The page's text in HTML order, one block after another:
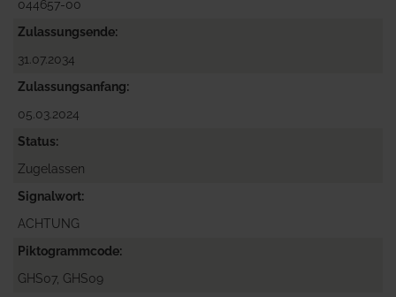
044657-00
Zulassungsende
31.07.2034
Zulassungsanfang
05.03.2024
Status
Zugelassen
Signalwort
ACHTUNG
Piktogrammcode
GHS07, GHS09